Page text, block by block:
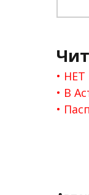
НЕТ
В